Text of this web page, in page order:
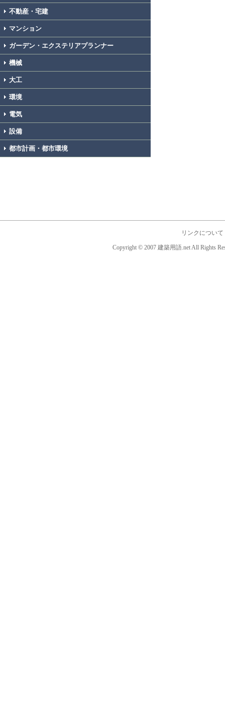
不動産・宅建
マンション
ガーデン・エクステリアプランナー
機械
大工
環境
電気
設備
都市計画・都市環境
リンクについて
Copyright © 2007 建築用語.net All Rights